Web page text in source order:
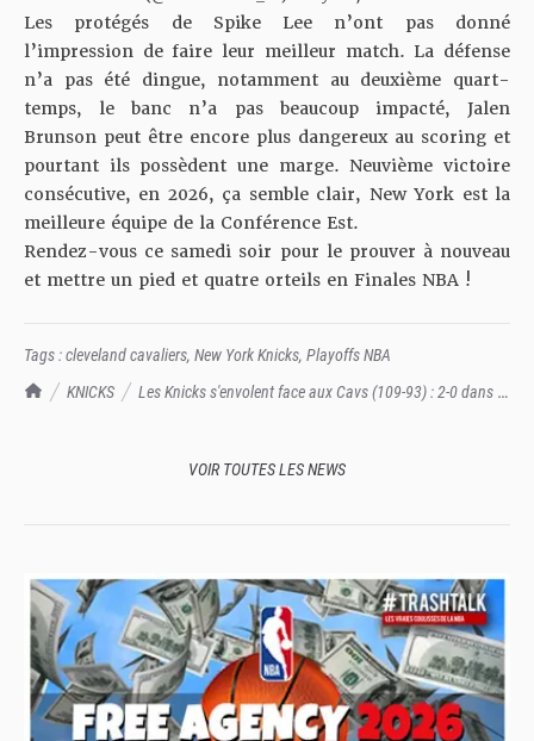
TrashTalk Actu NBA
KNICKS
Les Knicks s'envolent face aux Cavs (109-93) : 2-0 dans la
Les protégés de Spike Lee n’ont pas donné
l’impression de faire leur meilleur match. La défense
n’a pas été dingue, notamment au deuxième quart-
temps, le banc n’a pas beaucoup impacté, Jalen
Brunson peut être encore plus dangereux au scoring et
pourtant ils possèdent une marge. Neuvième victoire
consécutive, en 2026, ça semble clair, New York est la
meilleure équipe de la Conférence Est.
Rendez-vous ce samedi soir pour le prouver à nouveau
et mettre un pied et quatre orteils en Finales NBA !
Tags :cleveland cavaliers, New York Knicks, Playoffs NBA
VOIR TOUTES LES NEWS